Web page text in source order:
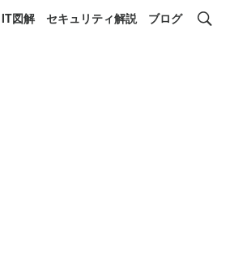
IT図解 セキュリティ解説 ブログ